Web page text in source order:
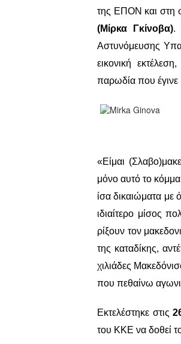
της ΕΠΟΝ και στη
(Μίρκα Γκίνοβα).
Αστυνόμευσης
εικονική
παρωδία που έγινε
«Είμαι
μόνο αυτό το
ίσα δικαιώματα με
ιδιαίτερο μίσος
ρίξουν τον
της καταδίκης,
χιλιάδες
που πεθαίνω
Εκτελέστηκε στις
του ΚΚΕ να δοθεί